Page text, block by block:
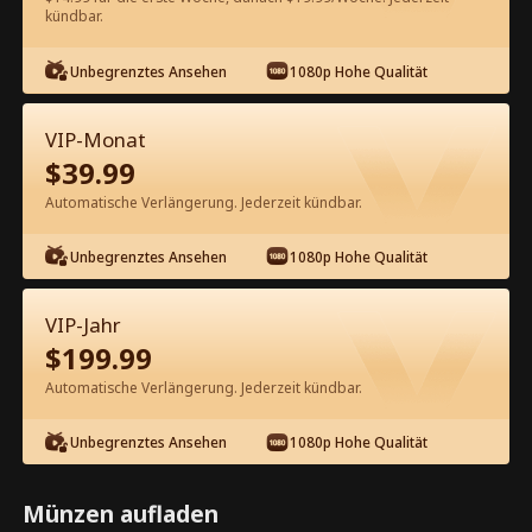
Kostenlos in der App ansehen
Episode 62 - Die Erbin hat ihren
Mann auf die schwarze Liste gesetzt
Kompletter Film
1-50 51-85
62 63 65 66
kündbar.
Unbegrenztes Ansehen 1080p Hohe Qualität
VIP-Monat
$39.99
Automatische Verlängerung. Jederzeit kündbar.
Unbegrenztes Ansehen 1080p Hohe Qualität
VIP-Jahr
$199.99
Automatische Verlängerung. Jederzeit kündbar.
Unbegrenztes Ansehen 1080p Hohe Qualität
Münzen aufladen